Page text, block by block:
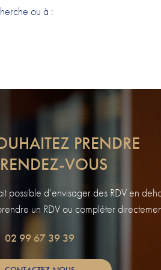
ou à :
PRENDRE
VOUS
possible d’envisager des RDV en
un RDV ou compléter
02 99 67 39 39
& HORAIRES